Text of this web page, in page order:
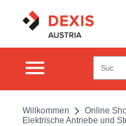
Willkommen Online
Elektrische Antriebe und